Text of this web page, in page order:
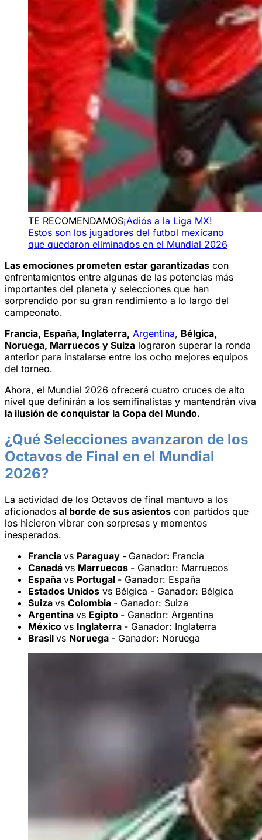
TE RECOMENDAMOS¡Adiós a la Liga MX!
Estos son los jugadores del futbol mexicano
que quedaron eliminados en el Mundial 2026
Las emociones prometen estar garantizadas con
enfrentamientos entre algunas de las potencias más
importantes del planeta y selecciones que han
sorprendido por su gran rendimiento a lo largo del
campeonato.
Francia, España, Inglaterra, Argentina, Bélgica,
Noruega, Marruecos y Suiza lograron superar la ronda
anterior para instalarse entre los ocho mejores equipos
del torneo.
Ahora, el Mundial 2026 ofrecerá cuatro cruces de alto
nivel que definirán a los semifinalistas y mantendrán viva
la ilusión de conquistar la Copa del Mundo.
¿Qué Selecciones avanzaron de los
Octavos de Final en el Mundial
2026?
La actividad de los Octavos de final mantuvo a los
aficionados al borde de sus asientos con partidos que
los hicieron vibrar con sorpresas y momentos
inesperados.
Francia vs Paraguay - Ganador: Francia
Canadá vs Marruecos - Ganador: Marruecos
España vs Portugal - Ganador: España
Estados Unidos vs Bélgica - Ganador: Bélgica
Suiza vs Colombia - Ganador: Suiza
Argentina vs Egipto - Ganador: Argentina
México vs Inglaterra - Ganador: Inglaterra
Brasil vs Noruega - Ganador: Noruega